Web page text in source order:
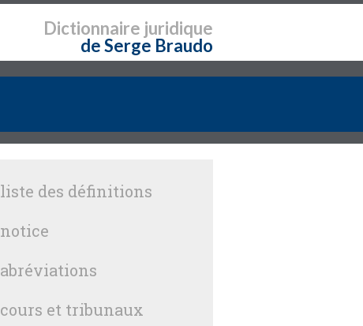
Dictionnaire juridique
de Serge Braudo
liste des définitions
notice
abréviations
cours et tribunaux